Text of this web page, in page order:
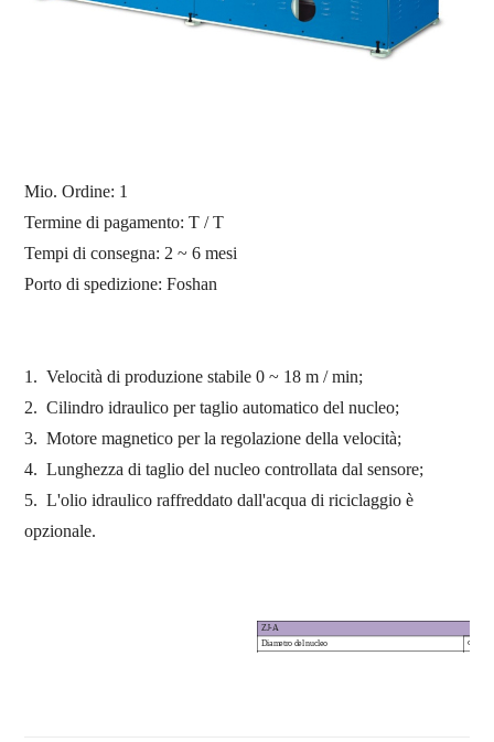
Mio. Ordine: 1
Termine di pagamento: T / T
Tempi di consegna: 2 ~ 6 mesi
Porto di spedizione:Foshan
1.Velocità di produzione stabile 0 ~ 18 m / min;
2.Cilindro idraulico per taglio automatico del nucleo;
3.Motore magnetico per la regolazione della velocità;
4.Lunghezza di taglio del nucleo controllata dal sensore;
5.L'olio idraulico raffreddato dall'acqua di riciclaggio è
opzionale.
ZJ-A
Diametro del nucleo
Φ